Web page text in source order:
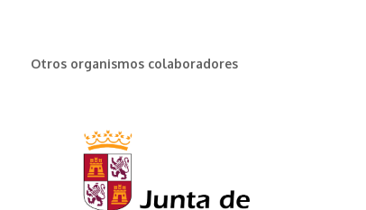
Otros organismos colaboradores